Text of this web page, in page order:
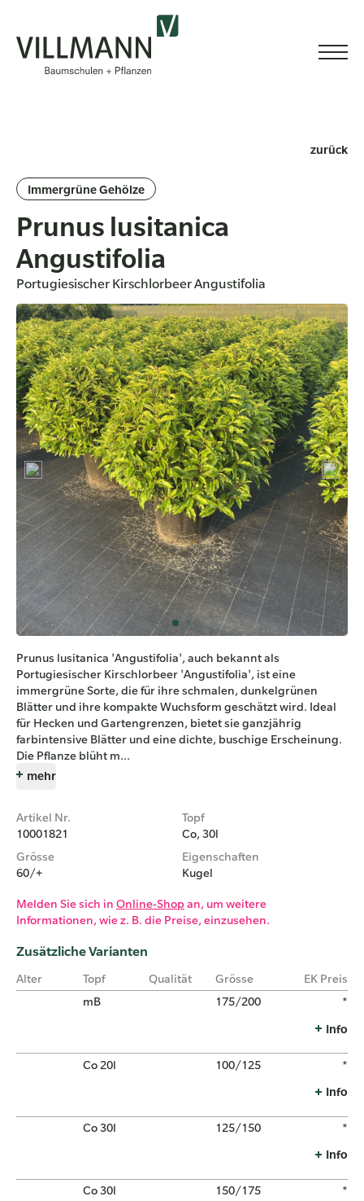
zurück
Immergrüne Gehölze
Prunus lusitanica
Angustifolia
Portugiesischer Kirschlorbeer Angustifolia
Prunus lusitanica 'Angustifolia', auch bekannt als
Portugiesischer Kirschlorbeer 'Angustifolia', ist eine
immergrüne Sorte, die für ihre schmalen, dunkelgrünen
Blätter und ihre kompakte Wuchsform geschätzt wird. Ideal
für Hecken und Gartengrenzen, bietet sie ganzjährig
farbintensive Blätter und eine dichte, buschige Erscheinung.
Die Pflanze blüht m...
mehr
Artikel Nr.
10001821
Topf
Co, 30l
Grösse
60/+
Eigenschaften
Kugel
Melden Sie sich in Online-Shopan, um weitere
Informationen, wie z. B. die Preise, einzusehen.
Zusätzliche Varianten
Alter Topf Qualität Grösse
EK Preis
mB
175/200 *
Info
Co 20l 100/125 *
Info
Co 30l 125/150 *
Info
Co 30l 150/175 *